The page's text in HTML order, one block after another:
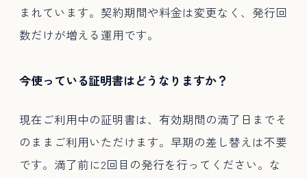
まれています。契約期間や料金は変更なく、発行回
数だけが増える運用です。
今使っている証明書はどうなりますか？
現在ご利用中の証明書は、有効期間の満了日までそ
のままご利用いただけます。早期の差し替えは不要
です。満了前に2回目の発行を行ってください。な